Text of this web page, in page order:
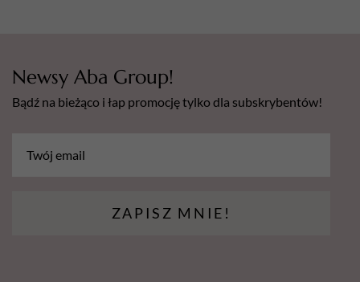
Newsy Aba Group!
Bądź na bieżąco i łap promocję tylko dla subskrybentów!
ZAPISZ MNIE!